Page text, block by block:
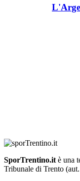
SporTrentino.it è una
Tribunale di Trento